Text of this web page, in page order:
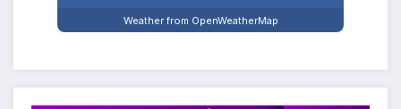
Weather from OpenWeatherMap